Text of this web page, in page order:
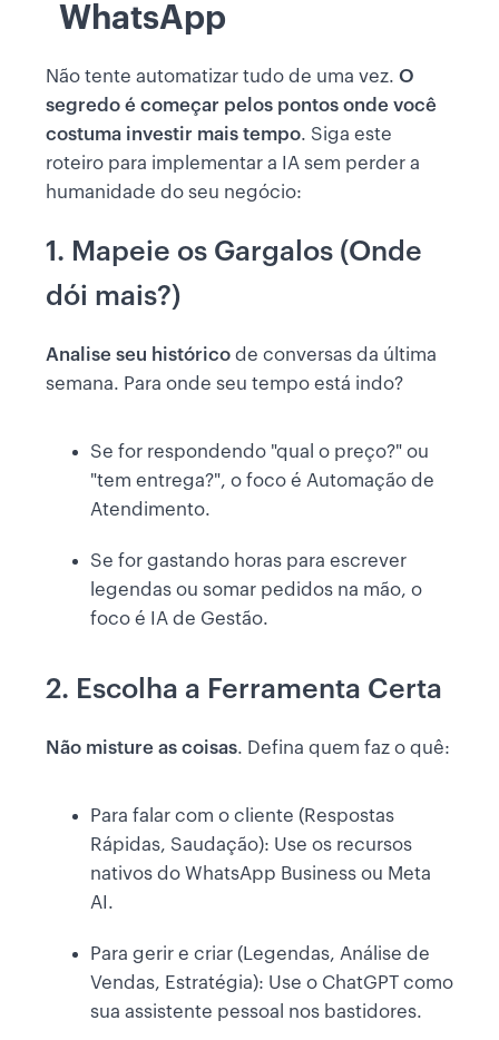
WhatsApp
Não tente automatizar tudo de uma vez. O
segredo é começar pelos pontos onde você
costuma investir mais tempo. Siga este
roteiro para implementar a IA sem perder a
humanidade do seu negócio:
1. Mapeie os Gargalos (Onde
dói mais?)
Analise seu histórico de conversas da última
semana. Para onde seu tempo está indo?
Se for respondendo "qual o preço?" ou
"tem entrega?", o foco é Automação de
Atendimento.
Se for gastando horas para escrever
legendas ou somar pedidos na mão, o
foco é IA de Gestão.
2. Escolha a Ferramenta Certa
Não misture as coisas. Defina quem faz o quê:
Para falar com o cliente (Respostas
Rápidas, Saudação): Use os recursos
nativos do WhatsApp Business ou Meta
AI.
Para gerir e criar (Legendas, Análise de
Vendas, Estratégia): Use o ChatGPT como
sua assistente pessoal nos bastidores.